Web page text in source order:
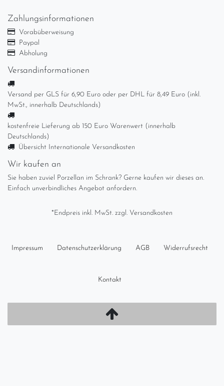
Zahlungsinformationen
Vorabüberweisung
Paypal
Abholung
Versandinformationen
Versand per GLS für 6,90 Euro oder per DHL für 8,49 Euro (inkl.
MwSt., innerhalb Deutschlands)
kostenfreie Lieferung ab 150 Euro Warenwert (innerhalb
Deutschlands)
Übersicht Internationale Versandkosten
Wir kaufen an
Sie haben zuviel Porzellan im Schrank? Gerne kaufen wir dieses an.
Einfach unverbindliches Angebot anfordern.
*Endpreis inkl. MwSt. zzgl. Versandkosten
Impressum Daten­schutz­erklärung AGB Widerrufs­recht
Kontakt